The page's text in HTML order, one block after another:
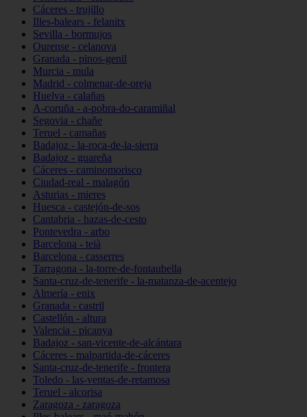
Cáceres - trujillo
Illes-balears - felanitx
Sevilla - bormujos
Ourense - celanova
Granada - pinos-genil
Murcia - mula
Madrid - colmenar-de-oreja
Huelva - calañas
A-coruña - a-pobra-do-caramiñal
Segovia - chañe
Teruel - camañas
Badajoz - la-roca-de-la-sierra
Badajoz - guareña
Cáceres - caminomorisco
Ciudad-real - malagón
Asturias - mieres
Huesca - castejón-de-sos
Cantabria - hazas-de-cesto
Pontevedra - arbo
Barcelona - teià
Barcelona - casserres
Tarragona - la-torre-de-fontaubella
Santa-cruz-de-tenerife - la-matanza-de-acentejo
Almería - enix
Granada - castril
Castellón - altura
Valencia - picanya
Badajoz - san-vicente-de-alcántara
Cáceres - malpartida-de-cáceres
Santa-cruz-de-tenerife - frontera
Toledo - las-ventas-de-retamosa
Teruel - alcorisa
Zaragoza - zaragoza